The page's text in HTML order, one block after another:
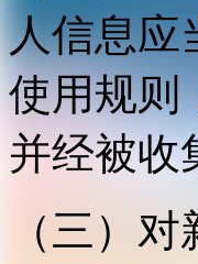
人信息应
使用规则
并经被收
（三）